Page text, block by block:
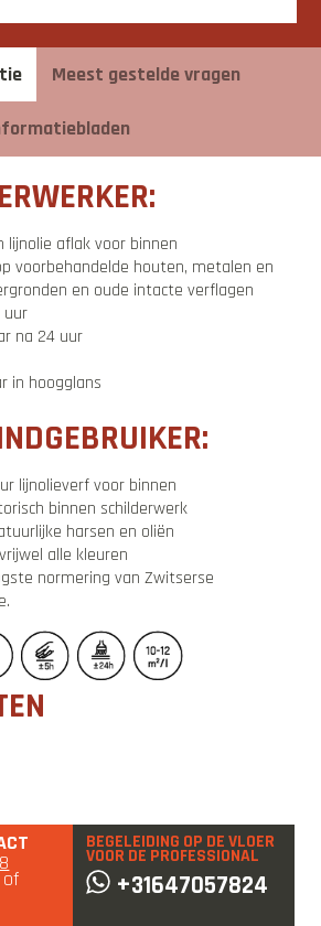
Meest gestelde vragen
lijnolie aflak voor binnen
voorbehandelde houten, metalen en
en oude intacte verflagen
na 24 uur
in hoogglans
lijnolieverf voor binnen
binnen schilderwerk
harsen en oliën
alle kleuren
normering van Zwitserse
BEGELEIDING OP DE VLOER
VOOR DE PROFESSIONAL
+31647057824